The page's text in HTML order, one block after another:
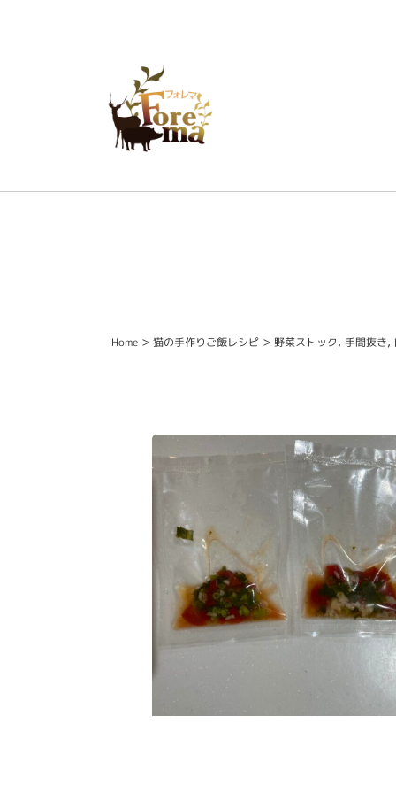
Home> 猫の手作りご飯レシピ> 野菜ストック, 手間抜き,